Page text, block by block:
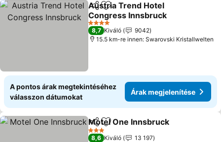
Megosztás
Hozzáadás a kedvencekhez
Austria Trend Hotel
Congress Innsbruck
4 Kategória
8,7 Kiváló
9042
15.5 km-re innen: Swarovski Kristallwelten
A pontos árak megtekintéséhez
válasszon dátumokat
Árak megjelenítése
Megosztás
Hozzáadás a kedvencekhez
Motel One Innsbruck
3 Kategória
8,6 Kiváló
13 197